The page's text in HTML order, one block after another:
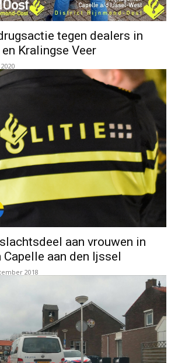
tegen dealers in
Kralingse Veer
aan vrouwen in
Capelle aan den Ijssel
2018